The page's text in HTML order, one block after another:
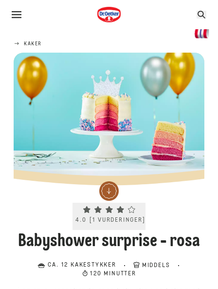
KAKER
Current rating 4.0. Click to rate.
4.0 1 VURDERINGER
Babyshower surprise - rosa
CA. 12 KAKESTYKKER
MIDDELS
120 MINUTTER